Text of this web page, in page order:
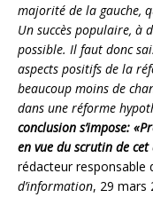
majorité de la gauche,
Un succès populaire, à
possible. Il faut donc
aspects positifs de la
beaucoup moins de
dans une réforme
conclusion s’impose:
en vue du scrutin de
rédacteur responsable
d’information, 29 mars